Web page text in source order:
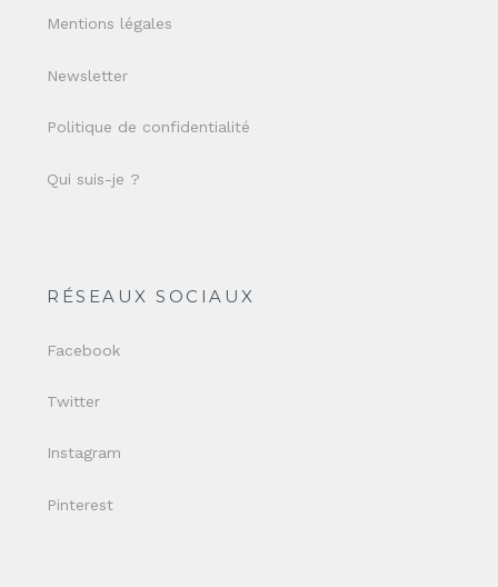
Mentions légales
Newsletter
Politique de confidentialité
Qui suis-je ?
RÉSEAUX SOCIAUX
Facebook
Twitter
Instagram
Pinterest